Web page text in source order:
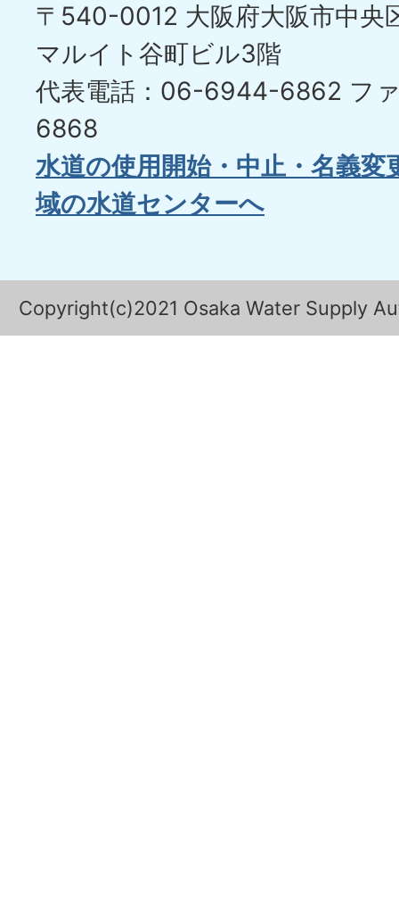
〒540-0012 大阪府大阪市中央
マルイト谷町ビル3階
代表電話：06-6944-6862 フ
6868
水道の使用開始・中止・名義変
域の水道センターへ
Copyright(c)2021 Osaka Water Supply